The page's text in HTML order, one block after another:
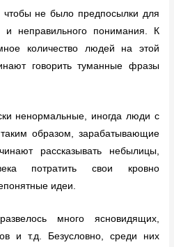
чтобы не было предпосылки для
и неправильного понимания. К
количество людей на этой
говорить туманные фразы
ненормальные, иногда люди с
образом, зарабатывающие
рассказывать небылицы,
потратить свои кровно
идеи.
много ясновидящих,
и т.д. Безусловно, среди них